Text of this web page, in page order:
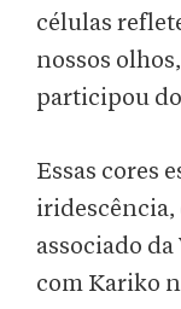
células
nossos
participou
Essas cores
associado
com Kariko